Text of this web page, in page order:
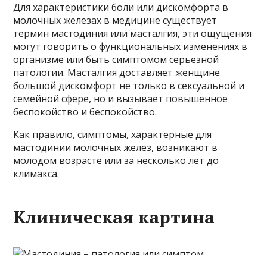
Для характеристики боли или дискомфорта в
молочных железах в медицине существует
термин мастодиния или масталгия, эти ощущения
могут говорить о функциональных изменениях в
организме или быть симптомом серьезной
патологии. Масталгия доставляет женщине
большой дискомфорт не только в сексуальной и
семейной сфере, но и вызывает повышенное
беспокойство и беспокойство.
Как правило, симптомы, характерные для
мастодинии молочных желез, возникают в
молодом возрасте или за несколько лет до
климакса.
Клиническая картина